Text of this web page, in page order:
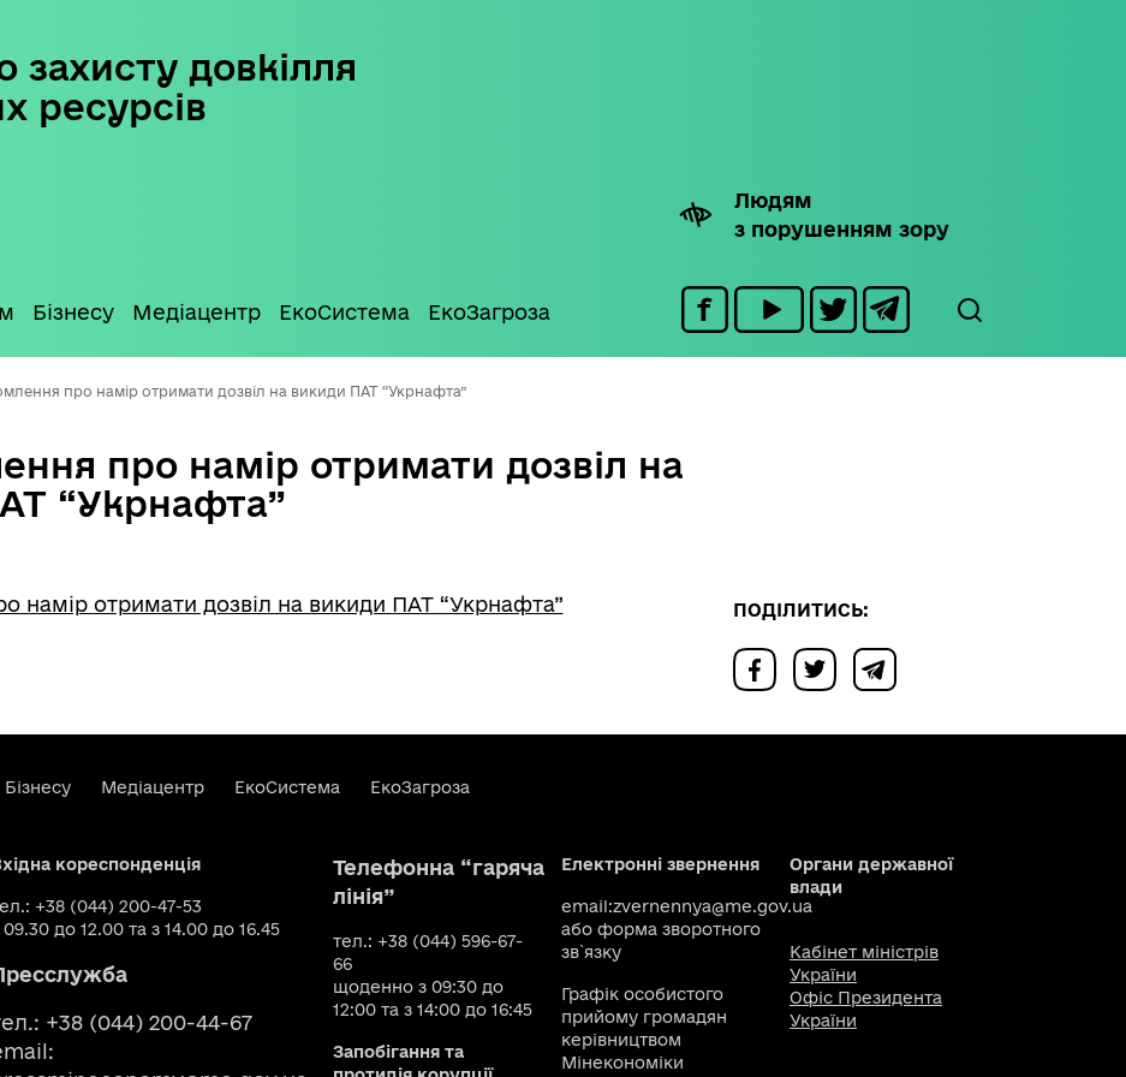
захисту довкілля
ресурсів
Людям
з порушенням зору
Бізнесу Медіацентр ЕкоСистема ЕкоЗагроза
про намір отримати дозвіл на викиди ПАТ “Укрнафта”
про намір отримати дозвіл на
“Укрнафта”
намір отримати дозвіл на викиди ПАТ “Укрнафта” ПОДІЛИТИСЬ:
Бізнесу Медіацентр ЕкоСистема ЕкоЗагроза
кореспонденція
+38 (044) 200-47-53
09.30 до 12.00 та з 14.00 до 16.45
+38 (044) 200-44-67
Телефонна “гаряча
лінія”
тел.: +38 (044) 596-67-
66
щоденно з 09:30 до
12:00 та з 14:00 до 16:45
Запобігання та
Електронні звернення
email:zvernennya@me.gov.ua
або форма зворотного
зв`язку
Графік особистого
прийому громадян
керівництвом
Мінекономіки
Органи державної
влади
Кабінет міністрів
України
Офіс Президента
України